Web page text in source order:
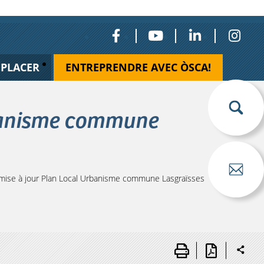
ENTREPRENDRE AVEC ÒSCA!
commune
à jour Plan Local Urbanisme commune Lasgraïsses